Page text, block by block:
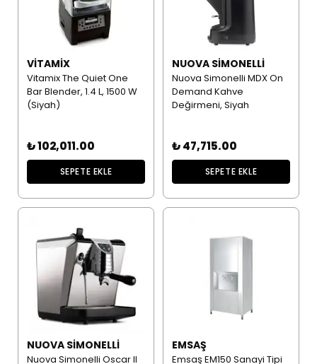
VITAMIX
Vitamix The Quiet One
Bar Blender, 1.4 L, 1500 W
(Siyah)
₺ 102,011.00
SEPETE EKLE
NUOVA SIMONELLI
Nuova Simonelli MDX On
Demand Kahve
Değirmeni, Siyah
₺ 47,715.00
SEPETE EKLE
NUOVA SIMONELLI
Nuova Simonelli Oscar II
EMSAŞ
Emsaş EM150 Sanayi Tipi